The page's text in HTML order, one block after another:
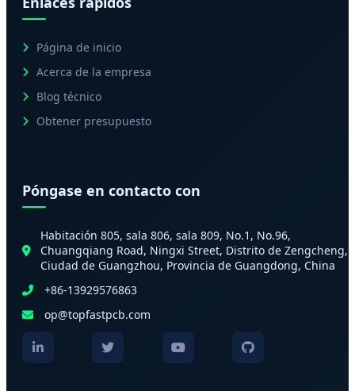
Página de inicio
Acerca de la empresa
Blog técnico
Obtener presupuesto
Póngase en contacto con
Habitación 805, sala 806, sala 809, No.1, No.96,
Chuangqiang Road, Ningxi Street, Distrito de Zengcheng,
Ciudad de Guangzhou, Provincia de Guangdong, China
+86-13929576863
op@topfastpcb.com